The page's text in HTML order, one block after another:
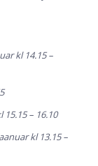
kl 14.15 –
– 16.10
kl 13.15 –